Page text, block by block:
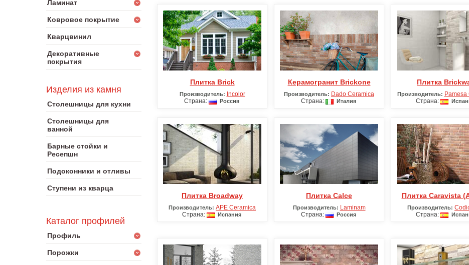
Ламинат
Ковровое покрытие
Кварцвинил
Декоративные
покрытия
Изделия из камня
Столешницы для кухни
Столешницы для
ванной
Барные стойки и
Ресепшн
Подоконники и отливы
Ступени из кварца
Каталог профилей
Профиль
Порожки
Плитка Brick
Производитель: Incolor
Страна:
Россия
Керамогранит Brickone
Производитель: Dado Ceramica
Страна:
Италия
Плитка
Производитель: Pamesa
Страна:
Плитка Broadway
Производитель: APE Ceramica
Страна:
Испания
Плитка Calce
Производитель: Laminam
Страна:
Россия
Плитка Caravista
Производитель:
Страна: